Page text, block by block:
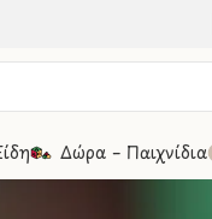
Δώρα – Παιχνίδια